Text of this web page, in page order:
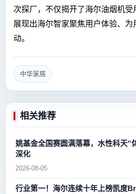
次探厂，不仅揭开了海尔油烟机受
展现出海尔智家聚焦用户体验、
动。
中华家居
相关推荐
姚基金全国赛圆满落幕，水性科天“
深化
2026-08-05
行业第一！海尔连续十年上榜凯度